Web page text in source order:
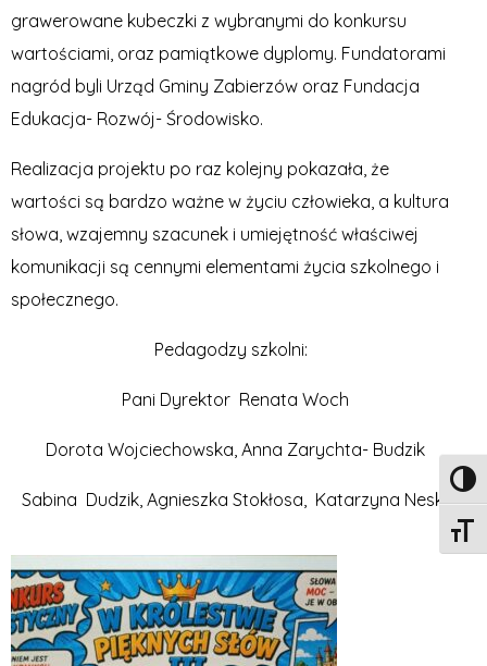
grawerowane kubeczki z wybranymi do konkursu
wartościami, oraz pamiątkowe dyplomy. Fundatorami
nagród byli Urząd Gminy Zabierzów oraz Fundacja
Edukacja- Rozwój- Środowisko.
Realizacja projektu po raz kolejny pokazała, że
wartości są bardzo ważne w życiu człowieka, a kultura
słowa, wzajemny szacunek i umiejętność właściwej
komunikacji są cennymi elementami życia szkolnego i
społecznego.
Pedagodzy szkolni:
Pani Dyrektor Renata Woch
Dorota Wojciechowska, Anna Zarychta- Budzik
Sabina Dudzik, Agnieszka Stokłosa, Katarzyna Neska